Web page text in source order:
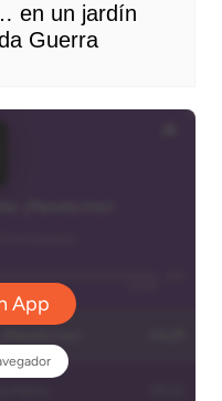
en un jardín
Guerra